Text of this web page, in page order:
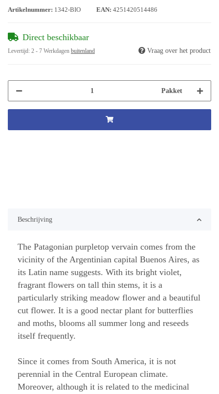
Artikelnummer: 1342-BIO EAN: 4251420514486
Direct beschikbaar
Levertijd: 2 - 7 Werkdagen buitenland Vraag over het product
Pakket
Beschrijving
The Patagonian purpletop vervain comes from the
vicinity of the Argentinian capital Buenos Aires, as
its Latin name suggests. With its bright violet,
fragrant flowers on tall thin stems, it is a
particularly striking meadow flower and a beautiful
cut flower. It is a good nectar plant for butterflies
and moths, blooms all summer long and reseeds
itself frequently.
Since it comes from South America, it is not
perennial in the Central European climate.
Moreover, although it is related to the medicinal